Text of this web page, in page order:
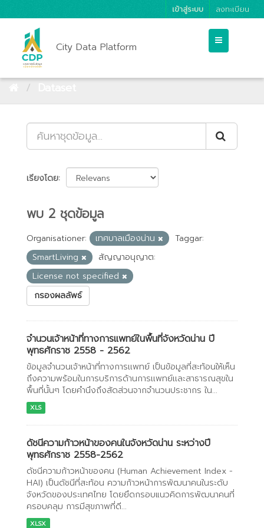
เข้าสู่ระบบ ลงทะเบียน
City Data Platform
เรียงโดย
พบ 2 ชุดข้อมูล
Organisationer: เทศบาลเมืองน่าน
Taggar:
SmartLiving
สัญญาอนุญาต:
License not specified
กรองผลลัพธ์
จำนวนเจ้าหน้าที่ทางการแพทย์ในพื้นที่จังหวัดน่าน ปี
พุทธศักราช 2558 - 2562
ข้อมูลจำนวนเจ้าหน้าที่ทางการเเพทย์ เป็นข้อมูลที่สะท้อนให้เห็น
ถึงความพร้อมในการบริการด้านการเเพทย์เเละสาธารณสุขใน
พื้นที่นั้นๆ โดยคำนึงถึงสัดส่วนจากจำนวนประชากร ใน...
XLS
ดัชนีความก้าวหน้าของคนในจังหวัดน่าน ระหว่างปี
พุทธศักราช 2558-2562
ดัชนีความก้าวหน้าของคน (Human Achievement Index -
HAI) เป็นดัชนีที่สะท้อน ความก้าวหน้าการพัฒนาคนในระดับ
จังหวัดของประเทศไทย โดยยึดกรอบแนวคิดการพัฒนาคนที่
ครอบคลุม การมีสุขภาพที่ดี...
XLSX